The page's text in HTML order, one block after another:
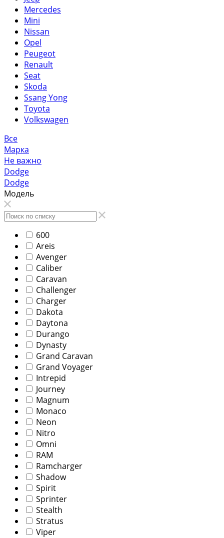
Mercedes
Mini
Nissan
Opel
Peugeot
Renault
Seat
Skoda
Ssang Yong
Toyota
Volkswagen
Все
Марка
Не важно
Dodge
Dodge
Модель
600
Areis
Avenger
Caliber
Caravan
Challenger
Charger
Dakota
Daytona
Durango
Dynasty
Grand Caravan
Grand Voyager
Intrepid
Journey
Magnum
Monaco
Neon
Nitro
Omni
RAM
Ramcharger
Shadow
Spirit
Sprinter
Stealth
Stratus
Viper